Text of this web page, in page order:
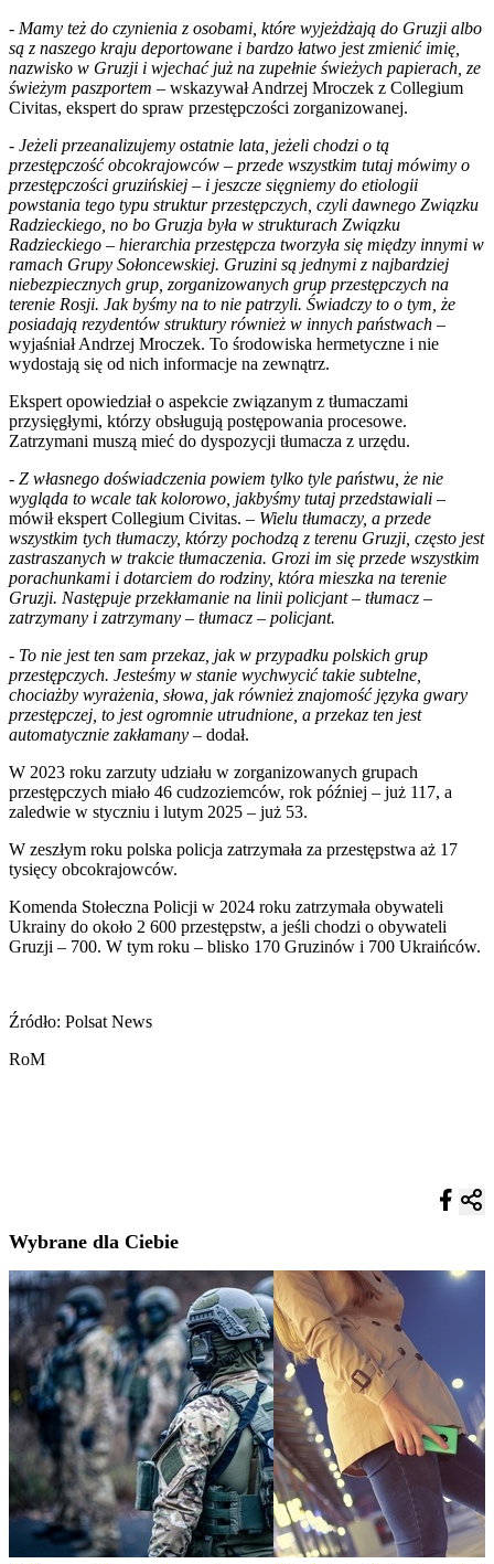
- Mamy też do czynienia z osobami, które wyjeżdżają do Gruzji albo
są z naszego kraju deportowane i bardzo łatwo jest zmienić imię,
nazwisko w Gruzji i wjechać już na zupełnie świeżych papierach, ze
świeżym paszportem – wskazywał Andrzej Mroczek z Collegium
Civitas, ekspert do spraw przestępczości zorganizowanej.
- Jeżeli przeanalizujemy ostatnie lata, jeżeli chodzi o tą
przestępczość obcokrajowców – przede wszystkim tutaj mówimy o
przestępczości gruzińskiej – i jeszcze sięgniemy do etiologii
powstania tego typu struktur przestępczych, czyli dawnego Związku
Radzieckiego, no bo Gruzja była w strukturach Związku
Radzieckiego – hierarchia przestępcza tworzyła się między innymi w
ramach Grupy Sołoncewskiej. Gruzini są jednymi z najbardziej
niebezpiecznych grup, zorganizowanych grup przestępczych na
terenie Rosji. Jak byśmy na to nie patrzyli. Świadczy to o tym, że
posiadają rezydentów struktury również w innych państwach –
wyjaśniał Andrzej Mroczek. To środowiska hermetyczne i nie
wydostają się od nich informacje na zewnątrz.
Ekspert opowiedział o aspekcie związanym z tłumaczami
przysięgłymi, którzy obsługują postępowania procesowe.
Zatrzymani muszą mieć do dyspozycji tłumacza z urzędu.
- Z własnego doświadczenia powiem tylko tyle państwu, że nie
wygląda to wcale tak kolorowo, jakbyśmy tutaj przedstawiali –
mówił ekspert Collegium Civitas. – Wielu tłumaczy, a przede
wszystkim tych tłumaczy, którzy pochodzą z terenu Gruzji, często jest
zastraszanych w trakcie tłumaczenia. Grozi im się przede wszystkim
porachunkami i dotarciem do rodziny, która mieszka na terenie
Gruzji. Następuje przekłamanie na linii policjant – tłumacz –
zatrzymany i zatrzymany – tłumacz – policjant.
- To nie jest ten sam przekaz, jak w przypadku polskich grup
przestępczych. Jesteśmy w stanie wychwycić takie subtelne,
chociażby wyrażenia, słowa, jak również znajomość języka gwary
przestępczej, to jest ogromnie utrudnione, a przekaz ten jest
automatycznie zakłamany – dodał.
W 2023 roku zarzuty udziału w zorganizowanych grupach
przestępczych miało 46 cudzoziemców, rok później – już 117, a
zaledwie w styczniu i lutym 2025 – już 53.
W zeszłym roku polska policja zatrzymała za przestępstwa aż 17
tysięcy obcokrajowców.
Komenda Stołeczna Policji w 2024 roku zatrzymała obywateli
Ukrainy do około 2 600 przestępstw, a jeśli chodzi o obywateli
Gruzji – 700. W tym roku – blisko 170 Gruzinów i 700 Ukraińców.
Źródło: Polsat News
RoM
Wybrane dla Ciebie